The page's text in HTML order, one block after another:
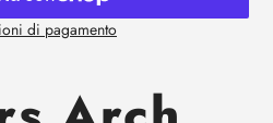
di pagamento